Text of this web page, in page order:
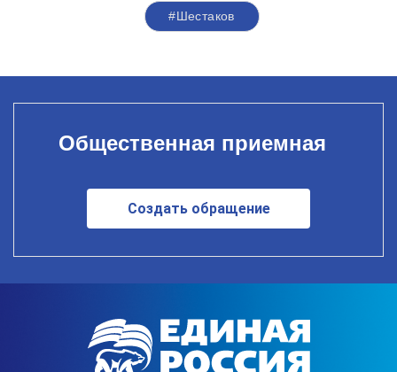
#Шестаков
Общественная приемная
Создать обращение